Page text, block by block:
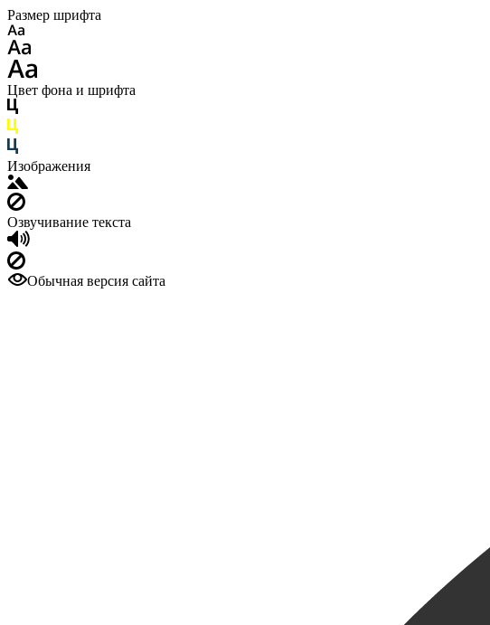
Размер шрифта
Цвет фона и шрифта
Изображения
Озвучивание текста
Обычная версия сайта